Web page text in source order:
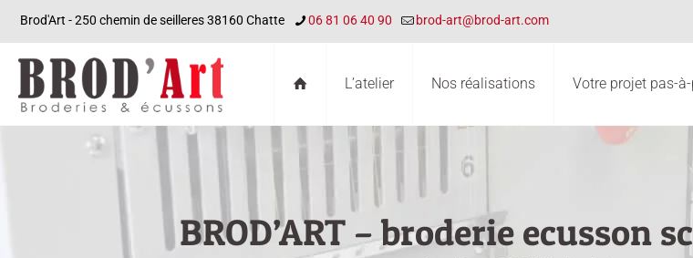
Brod'Art - 250 chemin de seilleres 38160 Chatte 06 81 06 40 90 brod-art@brod-art.com
L’atelier Nos réalisations Votre projet pas-
BROD’ART – broderie ecusson